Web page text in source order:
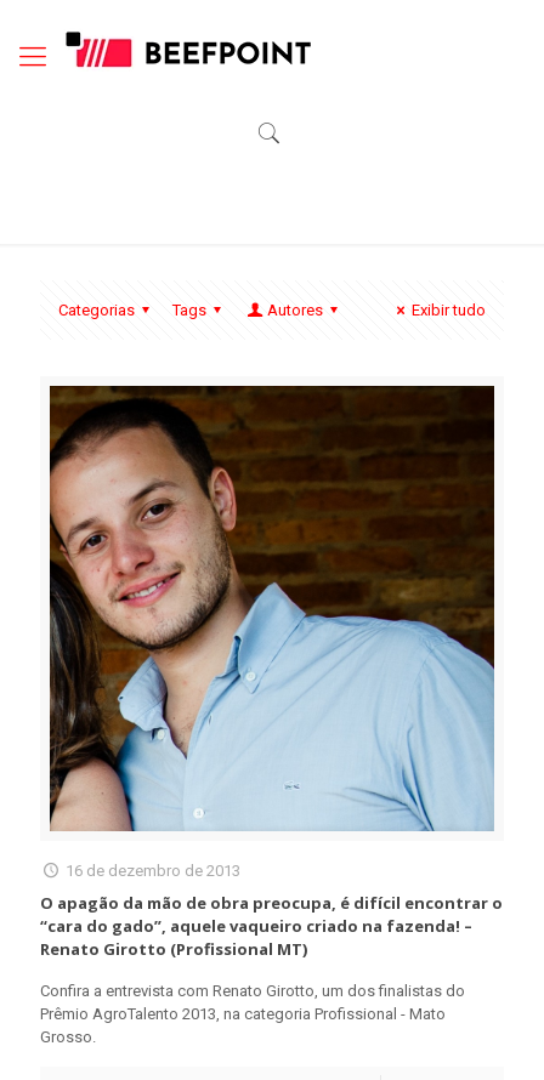
Categorias Tags Autores Exibir tudo
16 de dezembro de 2013
O apagão da mão de obra preocupa, é difícil encontrar o
“cara do gado”, aquele vaqueiro criado na fazenda! –
Renato Girotto (Profissional MT)
Confira a entrevista com Renato Girotto, um dos finalistas do
Prêmio AgroTalento 2013, na categoria Profissional - Mato
Grosso.